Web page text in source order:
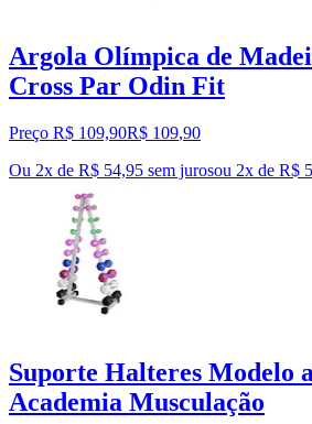
Argola Olímpica de
Cross Par Odin Fit
Preço R$ 109,90R$ 109,90
Ou 2x de R$ 54,95 sem jurosou 2x de R$
Suporte Halteres Modelo
Academia Musculação